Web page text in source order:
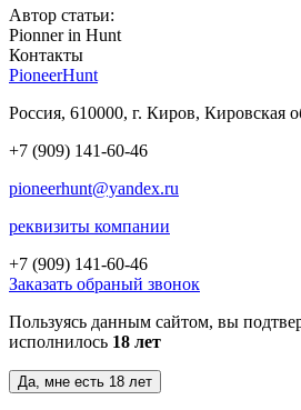
Автор статьи:
Pionner in Hunt
Контакты
PioneerHunt
Россия, 610000, г. Киров, Кировская
+7 (909) 141-60-46
pioneerhunt@yandex.ru
реквизиты компании
+7 (909) 141-60-46
Заказать обраный звонок
Пользуясь данным сайтом, вы
исполнилось 18 лет
Да, мне есть 18 лет